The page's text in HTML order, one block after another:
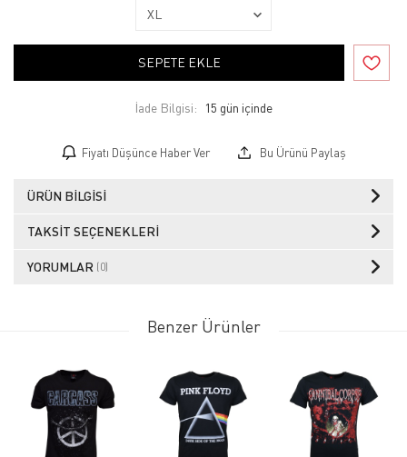
SEPETE EKLE
İade Bilgisi:
Fiyatı Düşünce Haber Ver Bu Ürünü Paylaş
ÜRÜN BILGISI
TAKSIT SEÇENEKLERI
YORUMLAR (0)
Benzer Ürünler